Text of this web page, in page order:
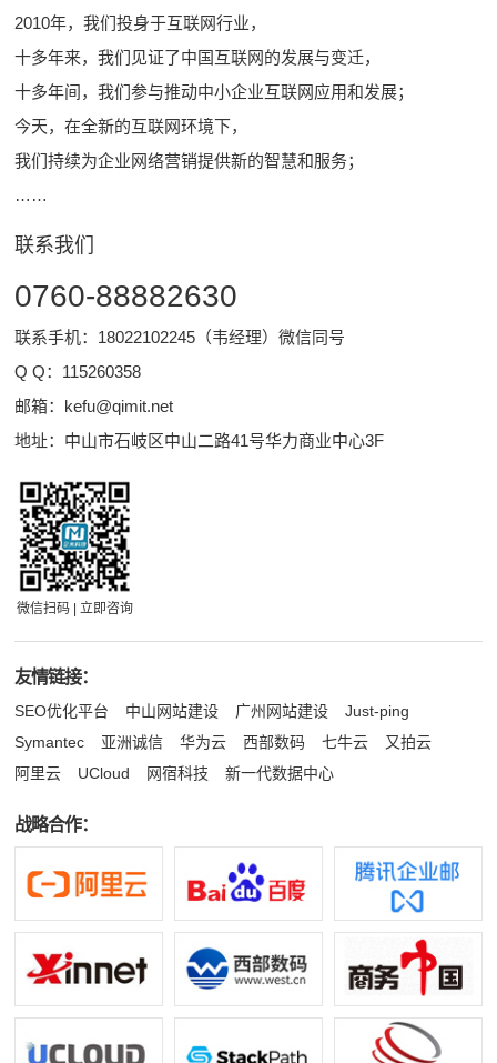
2010年，我们投身于互联网行业，
十多年来，我们见证了中国互联网的发展与变迁，
十多年间，我们参与推动中小企业互联网应用和发展；
今天，在全新的互联网环境下，
我们持续为企业网络营销提供新的智慧和服务；
……
联系我们
0760-88882630
联系手机：18022102245（韦经理）微信同号
Q Q： 115260358
邮箱： kefu@qimit.net
地址：中山市石岐区中山二路41号华力商业中心3F
微信扫码 | 立即咨询
友情链接：
SEO优化平台 中山网站建设 广州网站建设
Just-ping
Symantec
亚洲诚信 华为云 西部数码 七牛云
又拍云
阿里云
UCloud 网宿科技 新一代数据中心
战略合作：